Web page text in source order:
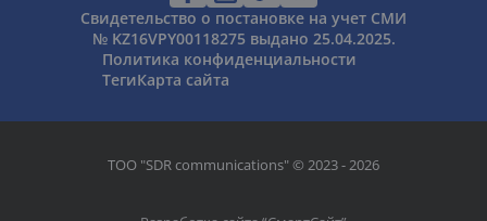
Свидетельство о постановке на учет СМИ
№ KZ16VPY00118275 выдано 25.04.2025.
Политика конфиденциальности
ТегиКарта сайта
ТОО "SDR communications" © 2023 - 2026